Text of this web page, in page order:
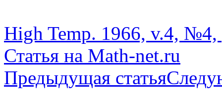
High Temp. 1966, v.4, №4,
Статья на Math-net.ru
Предыдущая статья